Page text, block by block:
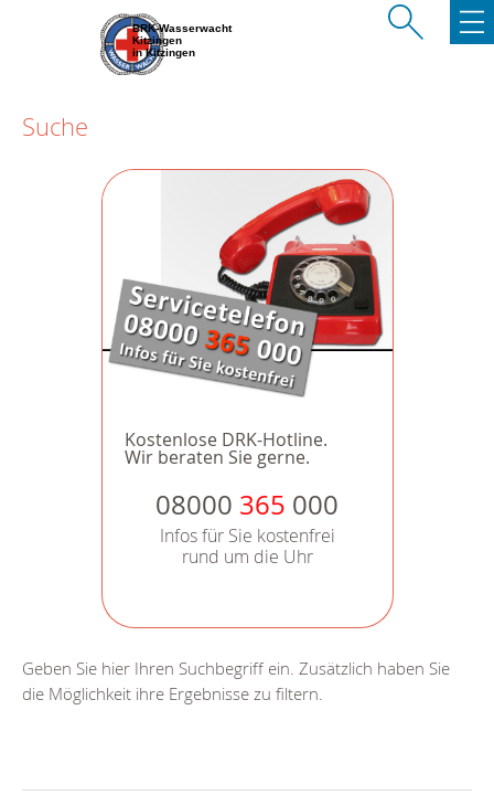
BRK-Wasserwacht
Kitzingen
in Kitzingen
Suche
Kostenlose DRK-Hotline.
Wir beraten Sie gerne.
08000 365 000
Infos für Sie kostenfrei
rund um die Uhr
Geben Sie hier Ihren Suchbegriff ein. Zusätzlich haben Sie
die Möglichkeit ihre Ergebnisse zu filtern.